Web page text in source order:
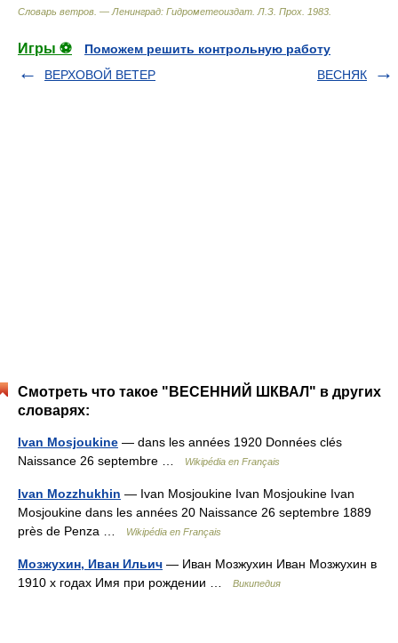
Словарь ветров. — Ленинград: Гидрометеоиздат Л.З. Прох 1983
Игры ⚽
Поможем решить контрольную работу
ВЕРХОВОЙ ВЕТЕР
ВЕСНЯК
Смотреть что такое "ВЕСЕННИЙ ШКВАЛ" в других
словарях:
Ivan Mosjoukine — dans les années 1920 Données clés
Naissance 26 septembre …
Wikipédia en Français
Ivan Mozzhukhin — Ivan Mosjoukine Ivan Mosjoukine Ivan
Mosjoukine dans les années 20 Naissance 26 septembre 1889
près de Penza …
Wikipédia en Français
Мозжухин, Иван Ильич — Иван Мозжухин Иван Мозжухин в
1910 х годах Имя при рождении …
Википедия